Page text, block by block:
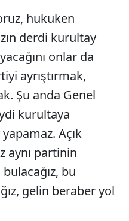
hukuken
derdi kurultay
onlar da
ayrıştırmak,
Şu anda Genel
kurultaya
Açık
aynı partinin
bulacağız, bu
gelin beraber yol